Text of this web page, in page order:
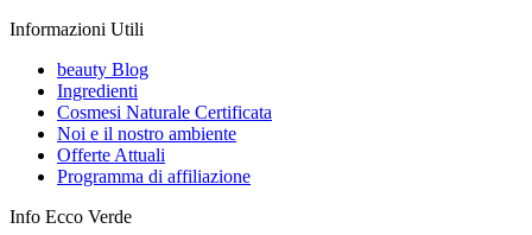
Informazioni Utili
beauty Blog
Ingredienti
Cosmesi Naturale Certificata
Noi e il nostro ambiente
Offerte Attuali
Programma di affiliazione
Info Ecco Verde